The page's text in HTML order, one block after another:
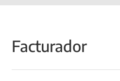
Facturador